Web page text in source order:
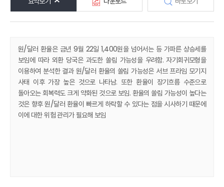
원/달러 환율은 금년 9월 22일 1,400원을 넘어서는 등 가파른 상승세를
보임에 따라 외환 당국은 과도한 쏠림 가능성을 우려함. 자기회귀모형을
이용하여 분석한 결과 원/달러 환율의 쏠림 가능성은 서브 프라임 모기지
사태 이후 가장 높은 것으로 나타남. 또한 환율이 장기흐름 수준으로
돌아오는 회복력도 크게 약화된 것으로 보임. 환율의 쏠림 가능성이 높다는
것은 향후 원/달러 환율이 빠르게 하락할 수 있다는 점을 시사하기 때문에
이에 대한 위험 관리가 필요해 보임